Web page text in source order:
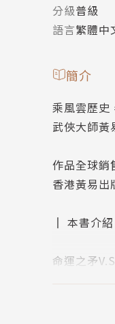
分級普級
語言繁體中
簡介
乘風雲歷史
武俠大師
作品全球銷
香港黃易出
║ 本書介
命運之矛